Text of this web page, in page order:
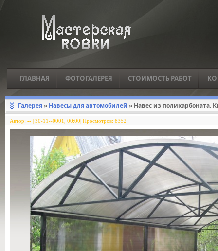
ГЛАВНАЯ ФОТОГАЛЕРЕЯ СТОИМОСТЬ РАБОТ
Галерея» Навесы для автомобилей » Навес из поликарбоната.
Автор: -- | 30-11--0001, 00:00| Просмотров: 8352